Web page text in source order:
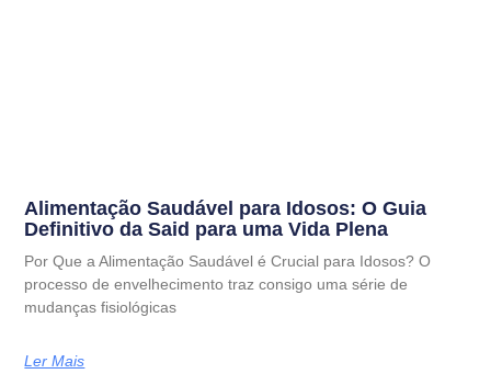
Alimentação Saudável para Idosos: O Guia
Definitivo da Said para uma Vida Plena
Por Que a Alimentação Saudável é Crucial para Idosos? O
processo de envelhecimento traz consigo uma série de
mudanças fisiológicas
Ler Mais